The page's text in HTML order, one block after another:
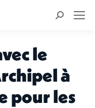
Recherche
le
à
pour les